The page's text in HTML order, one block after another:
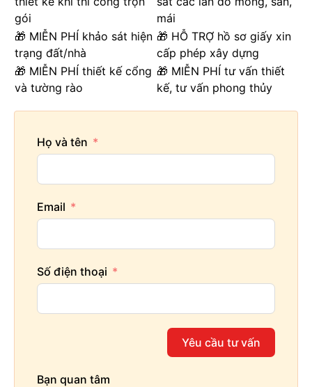
gói
mái
🎁 MIỄN PHÍ khảo sát hiện
trạng đất/nhà
🎁 HỖ TRỢ hồ sơ giấy xin
cấp phép xây dựng
🎁 MIỄN PHÍ thiết kế cổng
và tường rào
🎁 MIỄN PHÍ tư vấn thiết
kế, tư vấn phong thủy
Họ và tên
Email
Số điện thoại
Yêu cầu tư vấn
Bạn quan tâm